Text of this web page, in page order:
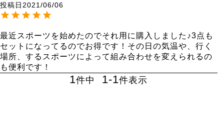
投稿日 2021/06/06
最近スポーツを始めたのでそれ用に購入しました♪3点も
セットになってるのでお得です！その日の気温や、行く
場所、するスポーツによって組み合わせを変えられるの
も便利です！
1件中 1-1件表示